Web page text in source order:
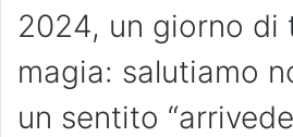
2024, un giorno di
magia: salutiamo
un sentito